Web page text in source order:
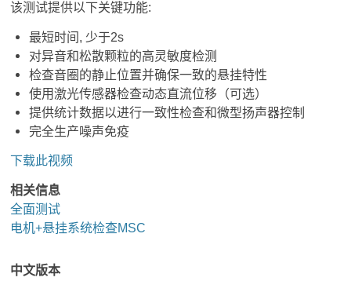
该测试提供以下关键功能:
最短时间, 少于2s
对异音和松散颗粒的高灵敏度检测
检查音圈的静止位置并确保一致的悬挂特性
使用激光传感器检查动态直流位移（可选）
提供统计数据以进行一致性检查和微型扬声器控制
完全生产噪声免疫
下载此视频
相关信息
全面测试
电机+悬挂系统检查MSC
中文版本